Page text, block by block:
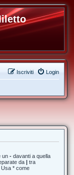
Login
Iscriviti
un - davanti a quella
da | tra
* come